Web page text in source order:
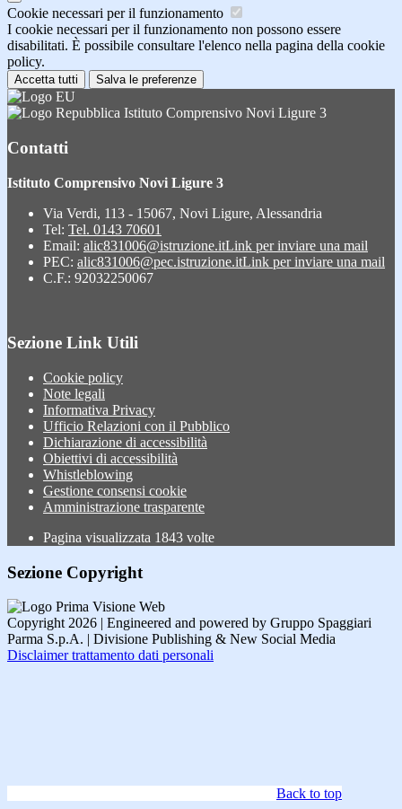
Cookie necessari per il funzionamento
I cookie necessari per il funzionamento non possono essere
disabilitati. È possibile consultare l'elenco nella pagina della cookie
policy.
Accetta tutti Salva le preferenze
Istituto Comprensivo Novi Ligure 3
Contatti
Istituto Comprensivo Novi Ligure 3
Via Verdi, 113 - 15067, Novi Ligure, Alessandria
Tel: Tel. 0143 70601
Email: alic831006@istruzione.itLink per inviare una mail
PEC: alic831006@pec.istruzione.itLink per inviare una mail
C.F.: 92032250067
Sezione Link Utili
Cookie policy
Note legali
Informativa Privacy
Ufficio Relazioni con il Pubblico
Dichiarazione di accessibilità
Obiettivi di accessibilità
Whistleblowing
Gestione consensi cookie
Amministrazione trasparente
Pagina visualizzata 1843 volte
Sezione Copyright
Copyright 2026 | Engineered and powered by Gruppo Spaggiari
Parma S.p.A. | Divisione Publishing & New Social Media
Disclaimer trattamento dati personali
Back to top